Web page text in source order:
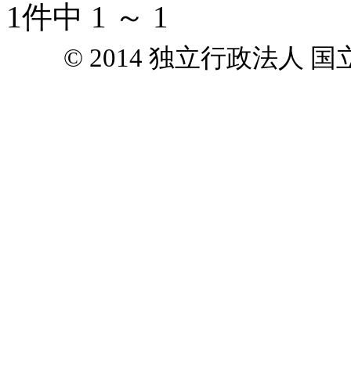
1件中 1 ～ 1
© 2014 独立行政法人 国